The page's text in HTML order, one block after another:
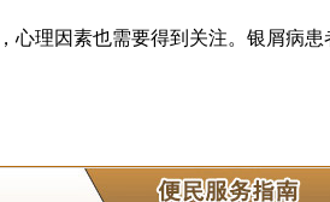
理因素也需要得到关注。银屑病